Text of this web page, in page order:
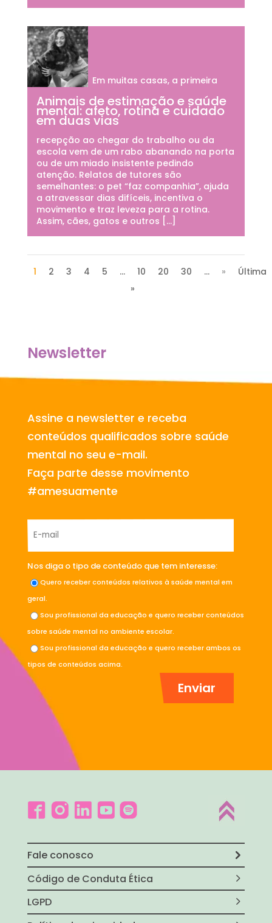
Animais de estimação e saúde
mental: afeto, rotina e cuidado
em duas vias
Em muitas casas, a primeira
recepção ao chegar do trabalho ou da
escola vem de um rabo abanando na porta
ou de um miado insistente pedindo
atenção. Relatos de tutores são
semelhantes: o pet “faz companhia”, ajuda
a atravessar dias difíceis, incentiva o
movimento e traz leveza para a rotina.
Assim, cães, gatos e outros […]
1 2 3 4 5 ... 10 20 30 ... »
Última
»
Newsletter
Assine a newsletter e receba
conteúdos qualificados sobre saúde
mental no seu e-mail.
Faça parte desse movimento
#amesuamente
Nos diga o tipo de conteúdo que tem interesse:
Quero receber conteúdos relativos à saúde mental em
geral.
Sou profissional da educação e quero receber conteúdos
sobre saúde mental no ambiente escolar.
Sou profissional da educação e quero receber ambos os
tipos de conteúdos acima.
Fale conosco
Código de Conduta Ética
LGPD